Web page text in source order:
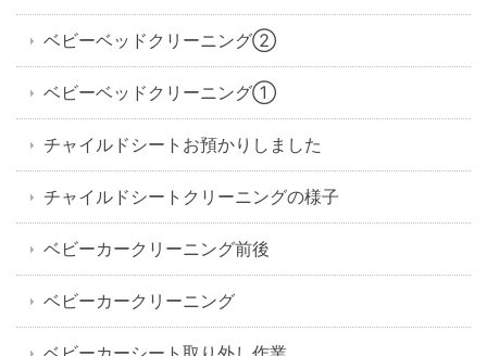
ベビーベッドクリーニング②
ベビーベッドクリーニング①
チャイルドシートお預かりしました
チャイルドシートクリーニングの様子
ベビーカークリーニング前後
ベビーカークリーニング